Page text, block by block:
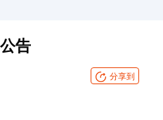
告
分享到